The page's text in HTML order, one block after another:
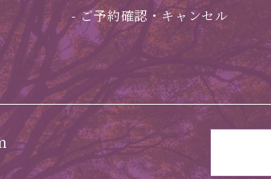
ご予約確認・キャンセル